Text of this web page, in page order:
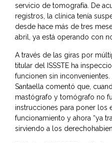
servicio de tomografía. De
registros, la clínica tenía
desde hace más de tres
abril, ya está operando con
A través de las giras por
titular del ISSSTE ha
funcionen sin
Santaella comentó que,
mastógrafo y tomógrafo no
instrucciones para poner los
funcionamiento y ahora “ya
sirviendo a los